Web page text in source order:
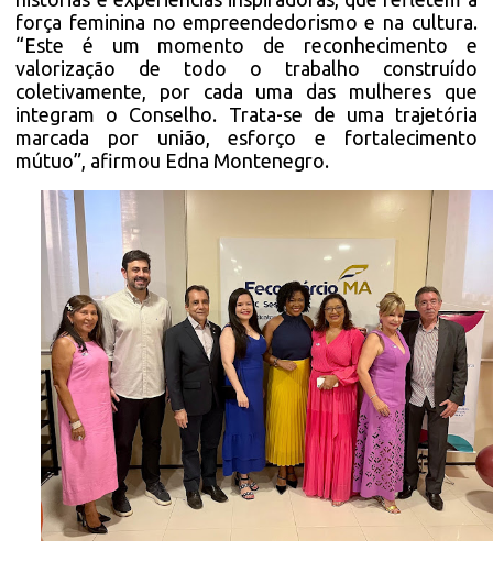
força feminina no empreendedorismo e na cultura.
“Este é um momento de reconhecimento e
valorização de todo o trabalho construído
coletivamente, por cada uma das mulheres que
integram o Conselho. Trata-se de uma trajetória
marcada por união, esforço e fortalecimento
mútuo”, afirmou Edna Montenegro.